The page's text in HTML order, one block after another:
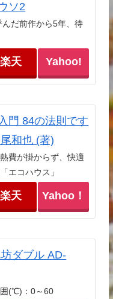
ソ2
だ前作から5年、待
楽天 Yahoo!
門 84の法則です
和也 (著)
費が掛からず、快適
エコハウス」
楽天 Yahoo！
ダブル AD-
(℃)：0～60